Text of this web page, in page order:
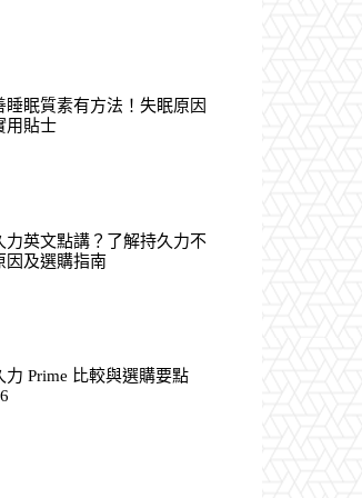
睡眠質素有方法！失眠原因
用貼士
力英文點講？了解持久力不
因及選購指南
力 Prime 比較與選購要點